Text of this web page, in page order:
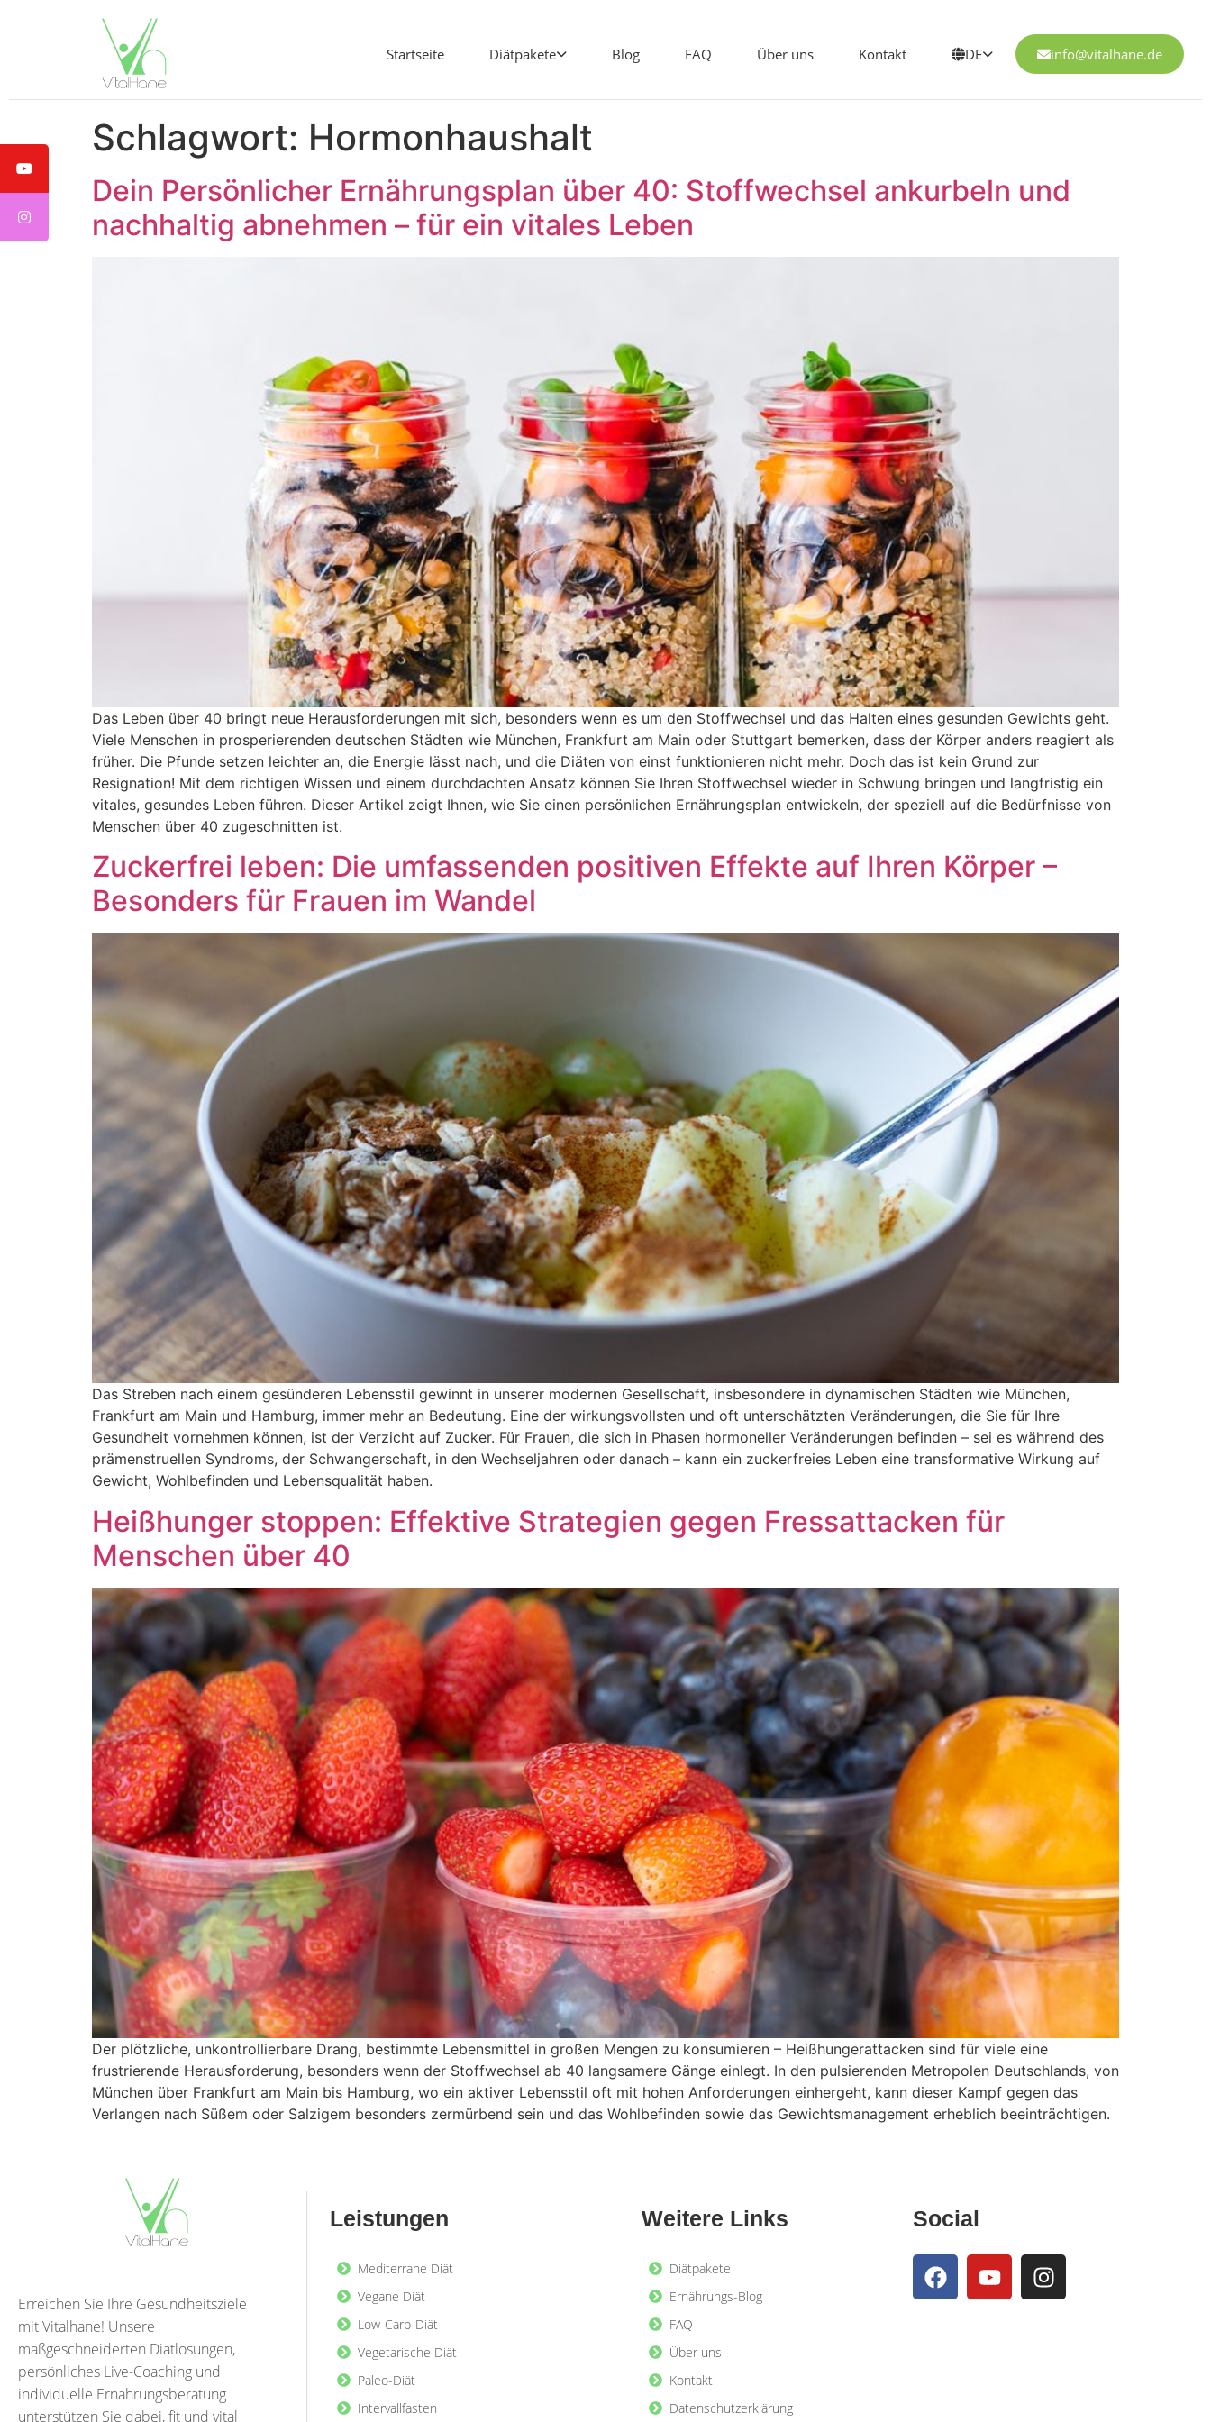
Startseite Diätpakete Blog FAQ Über uns Kontakt DE info@vitalhane.de
Schlagwort: Hormonhaushalt
Dein Persönlicher Ernährungsplan über 40: Stoffwechsel ankurbeln und
nachhaltig abnehmen – für ein vitales Leben
Das Leben über 40 bringt neue Herausforderungen mit sich, besonders wenn es um den Stoffwechsel und das Halten eines gesunden Gewichts geht.
Viele Menschen in prosperierenden deutschen Städten wie München, Frankfurt am Main oder Stuttgart bemerken, dass der Körper anders reagiert als
früher. Die Pfunde setzen leichter an, die Energie lässt nach, und die Diäten von einst funktionieren nicht mehr. Doch das ist kein Grund zur
Resignation! Mit dem richtigen Wissen und einem durchdachten Ansatz können Sie Ihren Stoffwechsel wieder in Schwung bringen und langfristig ein
vitales, gesundes Leben führen. Dieser Artikel zeigt Ihnen, wie Sie einen persönlichen Ernährungsplan entwickeln, der speziell auf die Bedürfnisse von
Menschen über 40 zugeschnitten ist.
Zuckerfrei leben: Die umfassenden positiven Effekte auf Ihren Körper –
Besonders für Frauen im Wandel
Das Streben nach einem gesünderen Lebensstil gewinnt in unserer modernen Gesellschaft, insbesondere in dynamischen Städten wie München,
Frankfurt am Main und Hamburg, immer mehr an Bedeutung. Eine der wirkungsvollsten und oft unterschätzten Veränderungen, die Sie für Ihre
Gesundheit vornehmen können, ist der Verzicht auf Zucker. Für Frauen, die sich in Phasen hormoneller Veränderungen befinden – sei es während des
prämenstruellen Syndroms, der Schwangerschaft, in den Wechseljahren oder danach – kann ein zuckerfreies Leben eine transformative Wirkung auf
Gewicht, Wohlbefinden und Lebensqualität haben.
Heißhunger stoppen: Effektive Strategien gegen Fressattacken für
Menschen über 40
Der plötzliche, unkontrollierbare Drang, bestimmte Lebensmittel in großen Mengen zu konsumieren – Heißhungerattacken sind für viele eine
frustrierende Herausforderung, besonders wenn der Stoffwechsel ab 40 langsamere Gänge einlegt. In den pulsierenden Metropolen Deutschlands, von
München über Frankfurt am Main bis Hamburg, wo ein aktiver Lebensstil oft mit hohen Anforderungen einhergeht, kann dieser Kampf gegen das
Verlangen nach Süßem oder Salzigem besonders zermürbend sein und das Wohlbefinden sowie das Gewichtsmanagement erheblich beeinträchtigen.
Erreichen Sie Ihre Gesundheitsziele
mit Vitalhane! Unsere
maßgeschneiderten Diätlösungen,
persönliches Live-Coaching und
individuelle Ernährungsberatung
unterstützen Sie dabei, fit und vital
Leistungen
Mediterrane Diät
Vegane Diät
Low-Carb-Diät
Vegetarische Diät
Paleo-Diät
Intervallfasten
Weitere Links
Diätpakete
Ernährungs-Blog
FAQ
Über uns
Kontakt
Datenschutzerklärung
Social